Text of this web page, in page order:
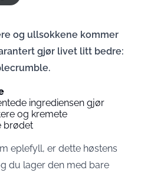
og ullsokkene kommer
gjør livet litt bedre:
ingrediensen gjør
og kremete
brødet
eplefyll, er dette høstens
du lager den med bare